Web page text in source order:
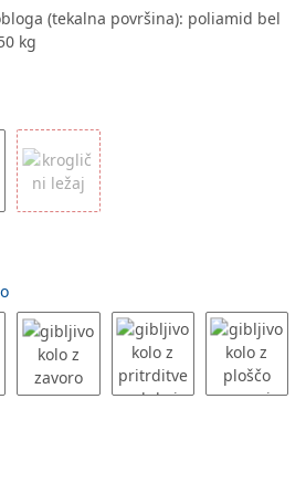
(tekalna površina): poliamid bel
kg